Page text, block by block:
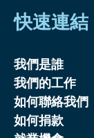
快速連結
我們是誰
我們的工作
如何聯絡我們
如何捐款